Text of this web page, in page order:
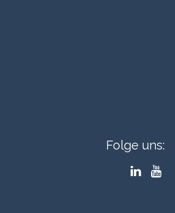
Folge uns: